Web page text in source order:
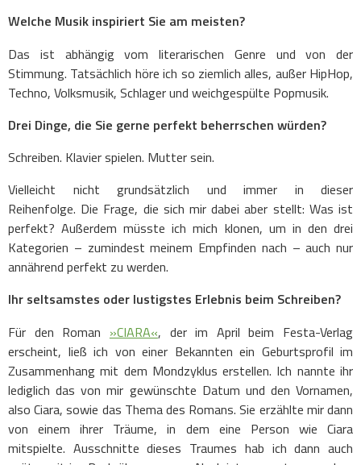
Welche Musik inspiriert Sie am meisten?
Das ist abhängig vom literarischen Genre und von der
Stimmung. Tatsächlich höre ich so ziemlich alles, außer HipHop,
Techno, Volksmusik, Schlager und weichgespülte Popmusik.
Drei Dinge, die Sie gerne perfekt beherrschen würden?
Schreiben. Klavier spielen. Mutter sein.
Vielleicht nicht grundsätzlich und immer in dieser
Reihenfolge. Die Frage, die sich mir dabei aber stellt: Was ist
perfekt? Außerdem müsste ich mich klonen, um in den drei
Kategorien – zumindest meinem Empfinden nach – auch nur
annährend perfekt zu werden.
Ihr seltsamstes oder lustigstes Erlebnis beim Schreiben?
Für den Roman »CIARA«, der im April beim Festa-Verlag
erscheint, ließ ich von einer Bekannten ein Geburtsprofil im
Zusammenhang mit dem Mondzyklus erstellen. Ich nannte ihr
lediglich das von mir gewünschte Datum und den Vornamen,
also Ciara, sowie das Thema des Romans. Sie erzählte mir dann
von einem ihrer Träume, in dem eine Person wie Ciara
mitspielte. Ausschnitte dieses Traumes hab ich dann auch